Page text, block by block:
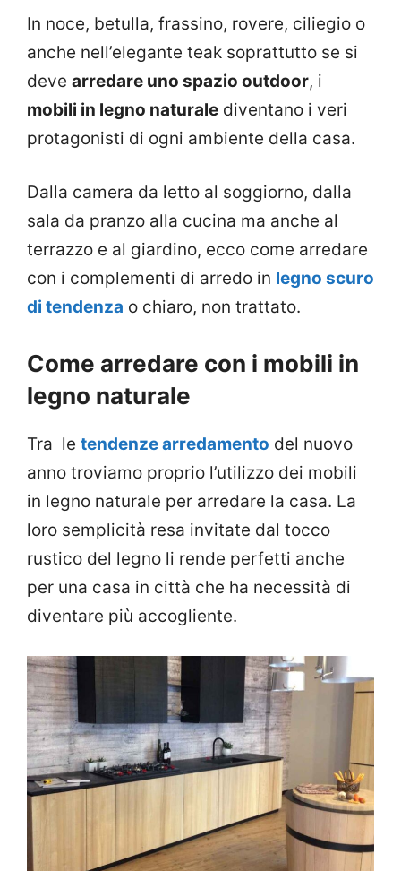
In noce, betulla, frassino, rovere, ciliegio o
anche nell’elegante teak soprattutto se si
deve arredare uno spazio outdoor, i
mobili in legno naturale diventano i veri
protagonisti di ogni ambiente della casa.
Dalla camera da letto al soggiorno, dalla
sala da pranzo alla cucina ma anche al
terrazzo e al giardino, ecco come arredare
con i complementi di arredo in legno scuro
di tendenza o chiaro, non trattato.
Come arredare con i mobili in
legno naturale
Tra le tendenze arredamento del nuovo
anno troviamo proprio l’utilizzo dei mobili
in legno naturale per arredare la casa. La
loro semplicità resa invitate dal tocco
rustico del legno li rende perfetti anche
per una casa in città che ha necessità di
diventare più accogliente.